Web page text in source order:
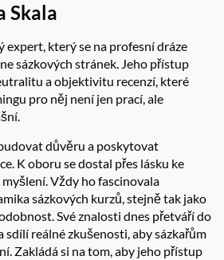
Skala
expert, který se na profesní dráze
sázkových stránek. Jeho přístup
a objektivitu recenzí, které
pro něj není jen prací, ale
důvěru a poskytovat
K oboru se dostal přes lásku ke
Vždy ho fascinovala
sázkových kurzů, stejně tak jako
Své znalosti dnes přetváří do
reálné zkušenosti, aby sázkařům
Zakládá si na tom, aby jeho přístup